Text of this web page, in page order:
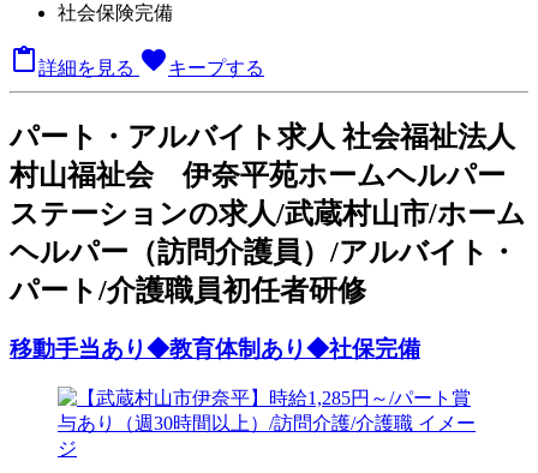
社会保険完備
詳細を見る favoriteキープする
パート ・アルバイト求人 社会福祉法人
村山福祉会 伊奈平苑ホームヘルパー
ステーションの求人/武蔵村山市/ホーム
ヘルパー（訪問介護員）/アルバイト・
パート/介護職員初任者研修
移動手当あり◆教育体制あり◆社保完備